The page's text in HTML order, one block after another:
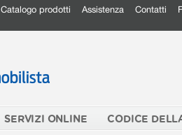
Catalogo prodotti Assistenza Contatti
SERVIZI ONLINE CODICE